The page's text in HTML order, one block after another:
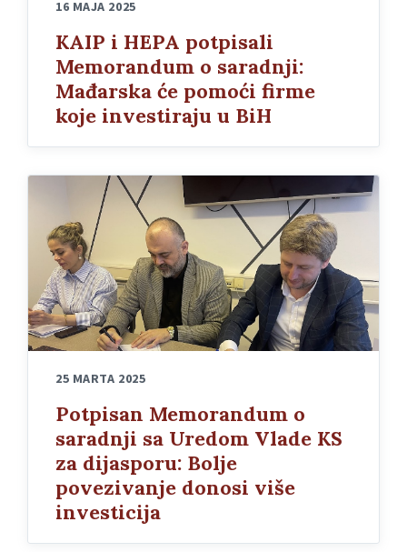
16 MAJA 2025
KAIP i HEPA potpisali
Memorandum o saradnji:
Mađarska će pomoći firme
koje investiraju u BiH
25 MARTA 2025
Potpisan Memorandum o
saradnji sa Uredom Vlade KS
za dijasporu: Bolje
povezivanje donosi više
investicija